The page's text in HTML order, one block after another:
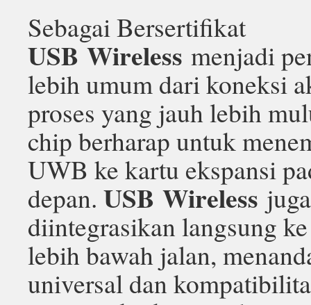
Sebagai Bersertifikat
USB Wireless menjadi
lebih umum dari koneksi
proses yang jauh lebih
chip berharap untuk
UWB ke kartu ekspansi
depan. USB Wireless
diintegrasikan langsung
lebih bawah jalan,
universal dan